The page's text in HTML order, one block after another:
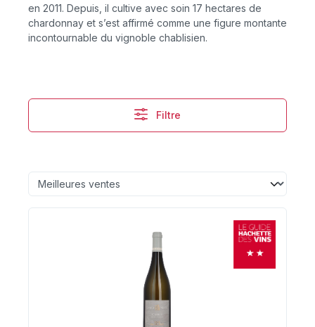
en 2011. Depuis, il cultive avec soin 17 hectares de
chardonnay et s’est affirmé comme une figure montante
incontournable du vignoble chablisien.
Filtre